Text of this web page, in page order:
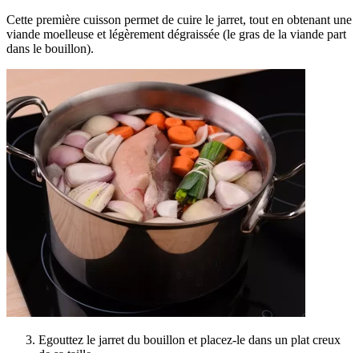
Cette première cuisson permet de cuire le jarret, tout en obtenant une
viande moelleuse et légèrement dégraissée (le gras de la viande part
dans le bouillon).
Egouttez le jarret du bouillon et placez-le dans un plat creux